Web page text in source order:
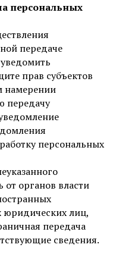
персональных
передаче
прав субъектов
намерении
передачу
персональных
от органов власти
юридических лиц,
передача
сведения.